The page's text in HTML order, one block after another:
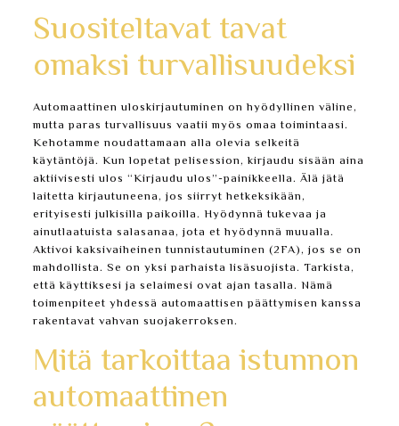
Suositeltavat tavat
omaksi turvallisuudeksi
Automaattinen uloskirjautuminen on hyödyllinen väline,
mutta paras turvallisuus vaatii myös omaa toimintaasi.
Kehotamme noudattamaan alla olevia selkeitä
käytäntöjä. Kun lopetat pelisession, kirjaudu sisään aina
aktiivisesti ulos “Kirjaudu ulos”-painikkeella. Älä jätä
laitetta kirjautuneena, jos siirryt hetkeksikään,
erityisesti julkisilla paikoilla. Hyödynnä tukevaa ja
ainutlaatuista salasanaa, jota et hyödynnä muualla.
Aktivoi kaksivaiheinen tunnistautuminen (2FA), jos se on
mahdollista. Se on yksi parhaista lisäsuojista. Tarkista,
että käyttiksesi ja selaimesi ovat ajan tasalla. Nämä
toimenpiteet yhdessä automaattisen päättymisen kanssa
rakentavat vahvan suojakerroksen.
Mitä tarkoittaa istunnon
automaattinen